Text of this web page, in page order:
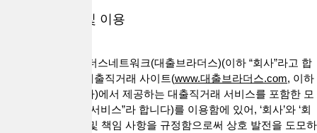
개인정보 수집 및 이용
이 약관은 (주)브라더스네트워크(대출브라더스)(이하 “회사”라고 합
니다)가 운영하는 대출직거래 사이트(www.대출브라더스.com, 이하
“사이트”라고 합니다)에서 제공하는 대출직거래 서비스를 포함한 모
든 웹 서비스(이하 “서비스”라 합니다)를 이용함에 있어, ‘회사’와 ‘회
원’간의 권리, 의무 및 책임 사항을 규정함으로써 상호 발전을 도모하